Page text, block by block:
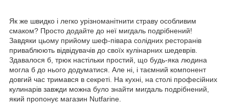
Як же швидко і легко урізноманітнити страву особливим
смаком? Просто додайте до неї мигдаль подрібнений!
Завдяки цьому прийому шеф-півара солідних ресторанів
приваблюють відвідувачів до своїх кулінарних шедеврів.
Здавалося б, трюк настільки простий, що будь-яка людина
могла б до нього додуматися. Але ні, і таємний компонент
довгий час тримався в секреті. На кухні, на столі професійних
кулинарів завжди можна було знайти мигдаль подрібнений,
який пропонує магазин Nutfarine.